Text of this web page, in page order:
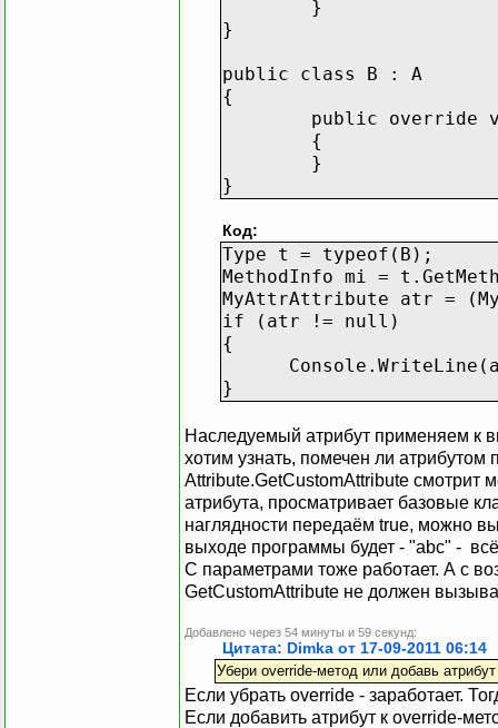
}
}
public class B : A
{
public override
{
}
}
Код:
Type t = typeof(B);
MethodInfo mi =
MyAttrAttribute atr =
if (atr != null)
{
}
Наследуемый атрибут применяем к
хотим узнать, помечен ли
Attribute.GetCustomAttribute смотрит
атрибута, просматривает базовые
наглядности передаём true, можно
выходе программы будет - "abc" - всё
С параметрами тоже работает. А с
GetCustomAttribute не должен
Добавлено через 54 минуты и 59 секунд:
Цитата: Dimka от 17-09-2011 06:14
Убери override-метод или добавь
Если убрать override - заработает.
Если добавить атрибут к override-